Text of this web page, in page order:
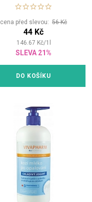
cena před slevou: 56 Kč
44 Kč
146.67 Kč/1
SLEVA 21%
DO KOŠÍKU